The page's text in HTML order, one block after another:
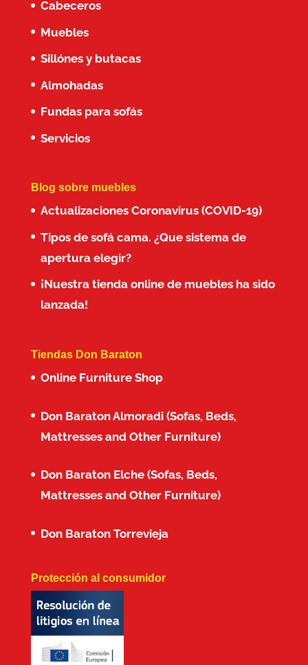
Cabeceros
Muebles
Sillónes y butacas
Almohadas
Fundas para sofás
Servicios
Blog sobre muebles
Actualizaciones Coronavirus (COVID-19)
Tipos de sofá cama. ¿Que sistema de
apertura elegir?
¡Nuestra tienda online de muebles ha sido
lanzada!
Tiendas Don Baraton
Online Furniture Shop
Don Baraton Almoradi (Sofas, Beds,
Mattresses and Other Furniture)
Don Baraton Elche (Sofas, Beds,
Mattresses and Other Furniture)
Don Baraton Torrevieja
Protección al consumidor